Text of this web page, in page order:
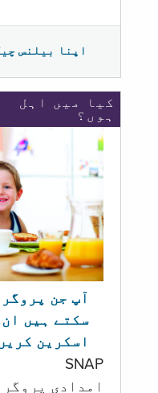
اپنا بیلنس
کیا میں اہل
ہوں؟
آپ جن
سکتے ہیں
اسکرین
SNAP
امدادی